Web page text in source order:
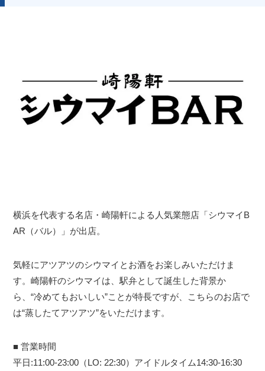
横浜を代表する名店・崎陽軒による人気業態店「シウマイB
AR（バル）」が出店。
気軽にアツアツのシウマイとお酒をお楽しみいただけま
す。崎陽軒のシウマイは、駅弁として誕生した背景か
ら、“冷めてもおいしい”ことが特長ですが、こちらのお店で
は“蒸したてアツアツ”をいただけます。
■ 営業時間
平日:11:00-23:00（LO: 22:30）アイドルタイム14:30-16:30